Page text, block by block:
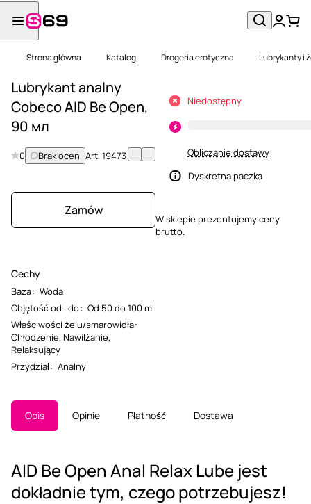
Strona główna Katalog Drogeria erotyczna Lubrykanty i
Lubrykant analny
Cobeco AID Be Open,
90 мл
0 Brak ocen Art.19473
Zamów
Cechy
Baza: Woda
Objętość od i do: Od 50 do 100 ml
Właściwości żelu/smarowidła:
Chłodzenie, Nawilżanie,
Relaksujący
Przydział: Analny
Niedostępny
Obliczanie dostawy
Dyskretna paczka
W sklepie prezentujemy ceny
brutto.
Opis Opinie Płatność Dostawa
AID Be Open Anal Relax Lube jest
dokładnie tym, czego potrzebujesz!